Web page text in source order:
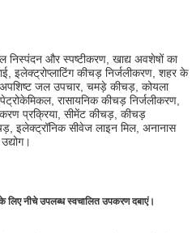
निस्पंदन और स्पष्टीकरण, खाद्य अवशेषों का
इलेक्ट्रोप्लाटिंग कीचड़ निर्जलीकरण, शहर के
अपशिष्ट जल उपचार, चमड़े कीचड़, कोयला
रासायनिक कीचड़ निर्जलीकरण,
प्रक्रिया, सीमेंट कीचड़, कीचड़
इलेक्ट्रॉनिक सीवेज लाइन मिल, अनानास
नीचे उपलब्ध स्वचालित उपकरण दबाएं।